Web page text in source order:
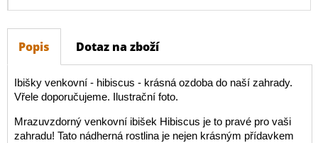
Popis Dotaz na zboží
Ibišky venkovní - hibiscus - krásná ozdoba do naší zahrady.
Vřele doporučujeme. Ilustrační foto.
Mrazuvzdorný venkovní ibišek Hibiscus je to pravé pro vaši
zahradu! Tato nádherná rostlina je nejen krásným přídavkem